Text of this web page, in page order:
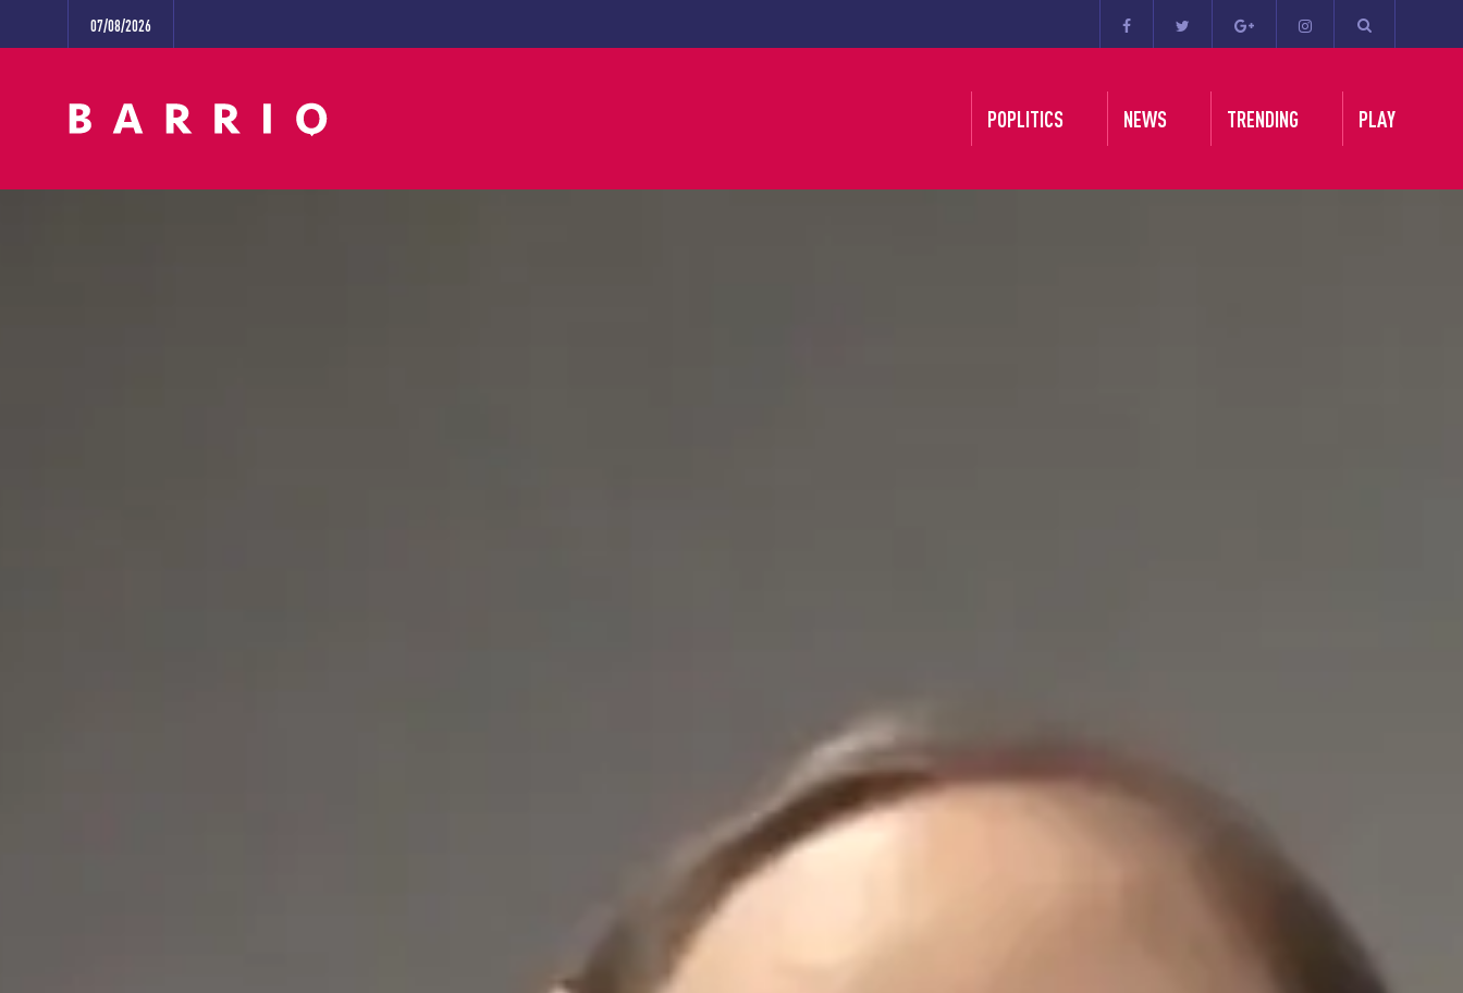
07/08/2026
POPLITICS NEWS TRENDING PLAY